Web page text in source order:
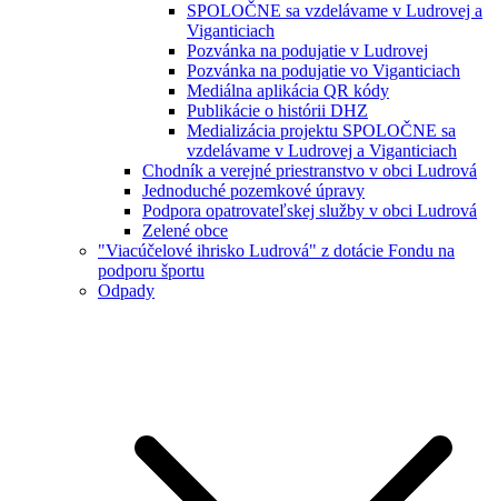
SPOLOČNE sa vzdelávame v Ludrovej a
Viganticiach
Pozvánka na podujatie v Ludrovej
Pozvánka na podujatie vo Viganticiach
Mediálna aplikácia QR kódy
Publikácie o histórii DHZ
Medializácia projektu SPOLOČNE sa
vzdelávame v Ludrovej a Viganticiach
Chodník a verejné priestranstvo v obci Ludrová
Jednoduché pozemkové úpravy
Podpora opatrovateľskej služby v obci Ludrová
Zelené obce
"Viacúčelové ihrisko Ludrová" z dotácie Fondu na
podporu športu
Odpady